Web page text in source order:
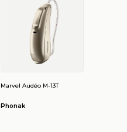
Marvel Audéo M-13T
Phonak